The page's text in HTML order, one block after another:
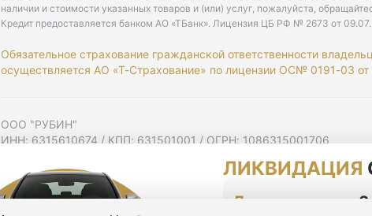
наличии и стоимости указанных товаров и (или) услуг, пожалуйста,
Кредит предоставляется банком АО «ТБанк». Лицензия ЦБ РФ № 2673 от
Обязательное страхование гражданской ответственности
осуществляется АО «Т-Страхование» по лицензии ОС№ 0191-03 от
ООО "РУБИН"
ИНН: 6315610674 / КПП: 631501001 / ОГРН: 1086315001706
Согласие на рекламную рассылку
Политика конфиденциальности
ЛИКВИДАЦИЯ
До конца акции